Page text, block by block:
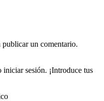
publicar un comentario.
iniciar sesión. ¡Introduce tus